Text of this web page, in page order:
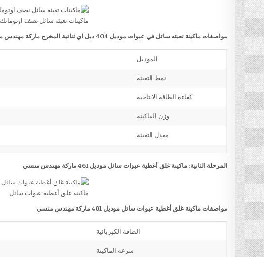
ماكينات تعبئه سائل نصف اوتوماتك
مواصفات ماكينة تعبئه سائل في عبوات موديل 404 دبل اي ثنائية المخرج ماركة مهندس منسي
الموديل
نمط التعبئة
كفاءة الطاقه الانتاجية
وزن الماكينة
معدل التعبئة
المرحلة الثانية: ماكينة غلق أغطية عبوات سائل موديل 461 ماركة مهندس منسي
ماكينة غلق أغطية عبوات سائل
مواصفات ماكينة غلق أغطية عبوات سائل موديل 461 ماركة مهندس منسي
الطاقة الكهربائية
سرعه الماكينة